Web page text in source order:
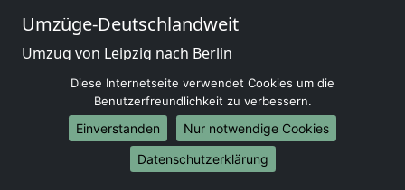
Umzüge-Deutschlandweit
Umzug von Leipzig nach Berlin
Umzug von Leipzig nach Hamburg
Umzug von Leipzig nach München
Umzug von Leipzig nach Köln
Umzug von Leipzig nach Frankfurt am Main
Umzug von Leipzig nach Stuttgart
Diese Internetseite verwendet Cookies um die
Benutzerfreundlichkeit zu verbessern.
Einverstanden
Nur notwendige Cookies
Datenschutzerklärung